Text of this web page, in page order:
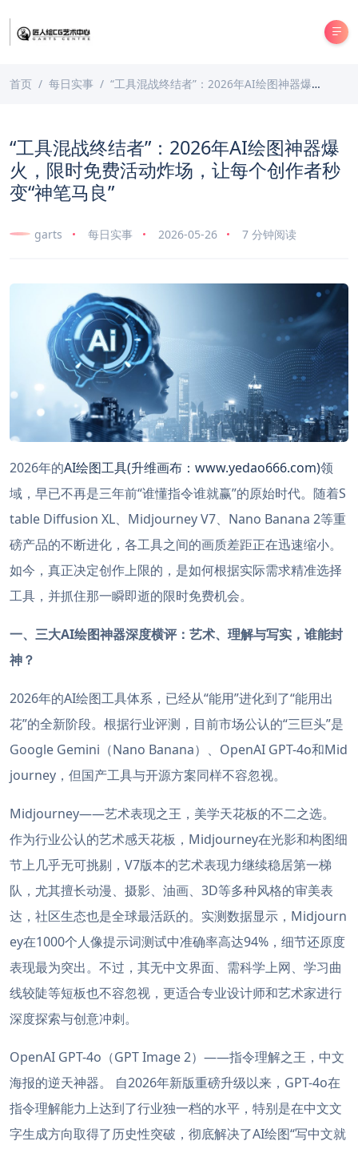
首页 每日实事 “工具混战终结者”：2026年AI绘图神器爆火，限时免费活动炸场，让每个创作者秒变“神笔马良”
“工具混战终结者”：2026年AI绘图神器爆
火，限时免费活动炸场，让每个创作者秒
变“神笔马良”
garts 每日实事 2026-05-26 7 分钟阅读
2026年的AI绘图工具(升维画布：www.yedao666.com)领
域，早已不再是三年前“谁懂指令谁就赢”的原始时代。随着S
table Diffusion XL、Midjourney V7、Nano Banana 2等重
磅产品的不断进化，各工具之间的画质差距正在迅速缩小。
如今，真正决定创作上限的，是如何根据实际需求精准选择
工具，并抓住那一瞬即逝的限时免费机会。
一、三大AI绘图神器深度横评：艺术、理解与写实，谁能封
神？
2026年的AI绘图工具体系，已经从“能用”进化到了“能用出
花”的全新阶段。根据行业评测，目前市场公认的“三巨头”是
Google Gemini（Nano Banana）、OpenAI GPT-4o和Mid
journey，但国产工具与开源方案同样不容忽视。
Midjourney——艺术表现之王，美学天花板的不二之选。
作为行业公认的艺术感天花板，Midjourney在光影和构图细
节上几乎无可挑剔，V7版本的艺术表现力继续稳居第一梯
队，尤其擅长动漫、摄影、油画、3D等多种风格的审美表
达，社区生态也是全球最活跃的。实测数据显示，Midjourn
ey在1000个人像提示词测试中准确率高达94%，细节还原度
表现最为突出。不过，其无中文界面、需科学上网、学习曲
线较陡等短板也不容忽视，更适合专业设计师和艺术家进行
深度探索与创意冲刺。
OpenAI GPT-4o（GPT Image 2）——指令理解之王，中文
海报的逆天神器。 自2026年新版重磅升级以来，GPT-4o在
指令理解能力上达到了行业独一档的水平，特别是在中文文
字生成方向取得了历史性突破，彻底解决了AI绘图“写中文就